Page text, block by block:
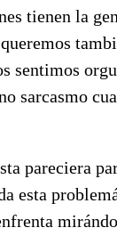
tienen la
sentimos
sarcasmo
pareciera
esta